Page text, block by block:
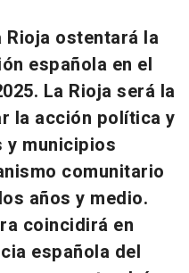
Rioja ostentará la
española en el
La Rioja será la
la acción política y
y municipios
comunitario
años y medio.
coincidirá en
española del